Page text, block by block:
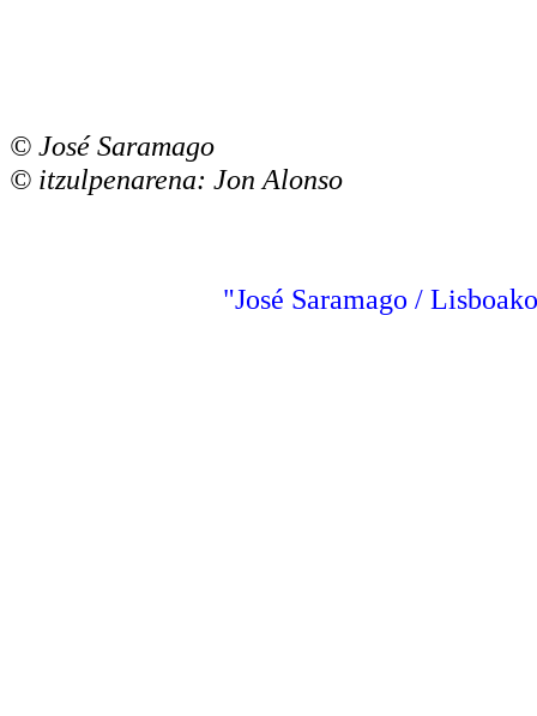
© José Saramago
© itzulpenarena: Jon Alonso
"José Saramago /